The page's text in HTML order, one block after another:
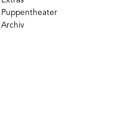
Puppentheater
Archiv